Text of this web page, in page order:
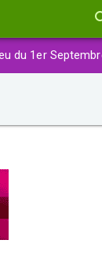
du 1er